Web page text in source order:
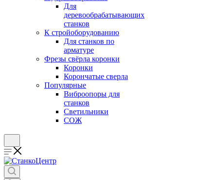
Для
деревообрабатывающих
станков
К стройоборудованию
Для станков по
арматуре
Фрезы свёрла коронки
Коронки
Корончатые сверла
Популярные
Виброопоры для
станков
Светильники
СОЖ